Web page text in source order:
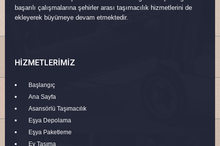
başarılı çalışmalarına şehirler arası taşımacılık hizmetlerini de
ekleyerek büyümeye devam etmektedir.
HIZMETLERIMIZ
Başlangıç
Ana Sayfa
Asansörlü Taşımacılık
Eşya Depolama
Eşya Paketleme
Ev Taşıma